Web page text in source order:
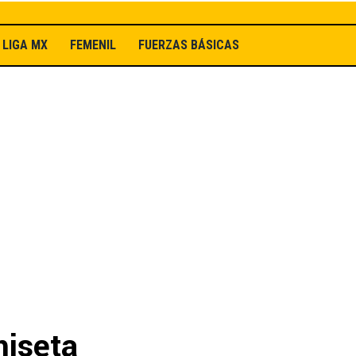
LIGA MX FEMENIL FUERZAS BÁSICAS